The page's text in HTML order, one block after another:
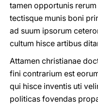
tamen opportunis
tectisque munis boni
ad suum ipsorum
cultum hisce artibus
Attamen christianae
fini contrarium est
qui hisce inventis uti
politicas fovendas